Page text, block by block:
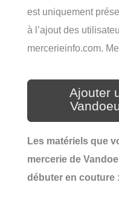
est uniquement
à l’ajout des
mercerieinfo.com.
Ajouter
Les matériels que
mercerie de
débuter en couture :